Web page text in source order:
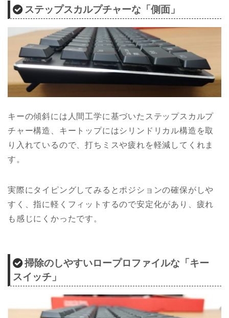
ステップスカルプチャーな「側面」
キーの傾斜には人間工学に基づいたステップスカルプ
チャー構造、キートップにはシリンドリカル構造を取
り入れているので、打ちミスや疲れを軽減してくれま
す。
実際にタイピングしてみるとポジションの確保がしや
すく、指に軽くフィットするので安定化があり、疲れ
も感じにくかったです。
掃除のしやすいロープロファイルな「キー
スイッチ」